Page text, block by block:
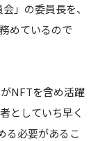
」の委員長を、
めているので
NFTを含め活躍
としていち早く
る必要があるこ